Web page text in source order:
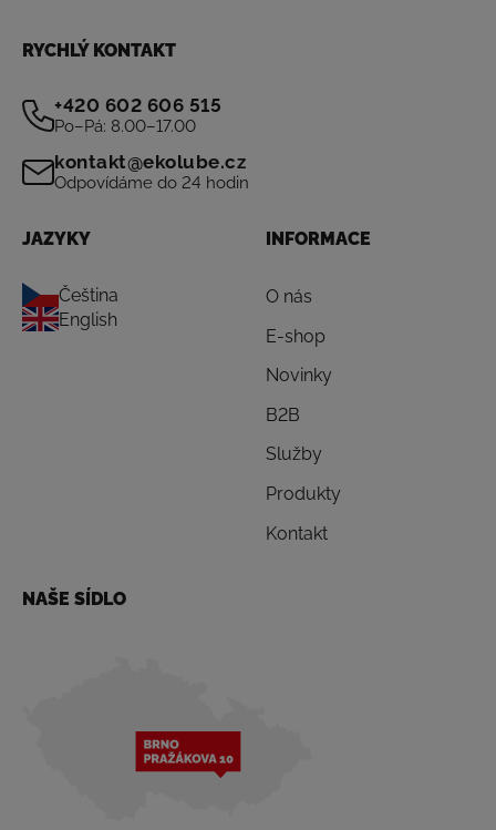
RYCHLÝ KONTAKT
+420 602 606 515
Po–Pá: 8.00–17.00
kontakt@ekolube.cz
Odpovídáme do 24 hodin
JAZYKY
Čeština
English
INFORMACE
O nás
E-shop
Novinky
B2B
Služby
Produkty
Kontakt
NAŠE SÍDLO